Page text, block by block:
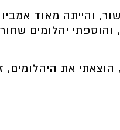
והייתה מאוד
יהלומים
את היהלומים,